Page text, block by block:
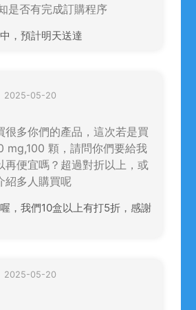
是否有完成訂購程序
，預計明天送達
2025-05-20
很多你們的產品，這次若是買
mg,100 顆，請問你們要給我
再便宜嗎？超過對折以上，或
紹多人購買呢
，我們10盒以上有打5折，感謝
2025-05-20